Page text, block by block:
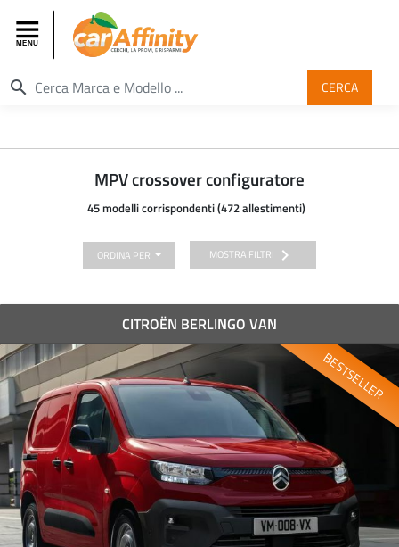
search CERCA
MPV crossover configuratore
45 modelli corrispondenti (472 allestimenti)
ORDINA PER MOSTRA FILTRI chevron_right
CITROËN BERLINGO VAN
BESTSELLER